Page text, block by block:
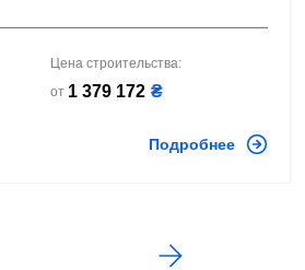
Цена строительства:
от 1 379 172 ₴
Подробнее